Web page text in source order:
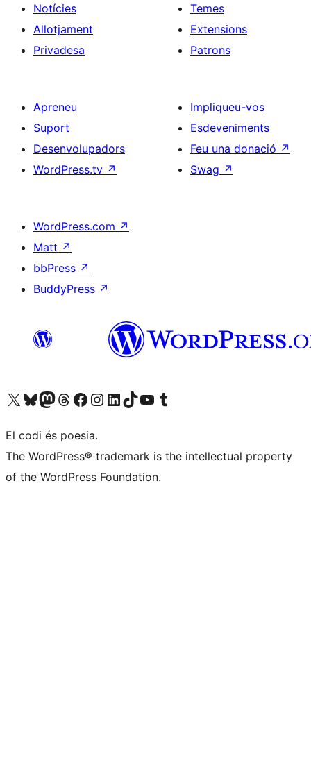
Notícies
Allotjament
Privadesa
Temes
Extensions
Patrons
Apreneu
Suport
Desenvolupadors
WordPress.tv ↗
Impliqueu-vos
Esdeveniments
Feu una donació ↗
Swag ↗
WordPress.com ↗
Matt ↗
bbPress ↗
BuddyPress ↗
Visiteu el nostre compte X (abans Twitter)
Visiteu el nostre compte de Bluesky
Visiteu el nostre compte al Mastodon
Visiteu el nostre compte de Threads
Visiteu la nostra pàgina al Facebook
Visiteu el nostre compte d'Instagram
Visiteu el nostre compte de LinkedIn
Visiteu el nostre compte de TikTok
Visiteu el nostre canal al YouTube
Visiteu el nostre compte de Tumblr
El codi és poesia.
The WordPress® trademark is the intellectual property
of the WordPress Foundation.